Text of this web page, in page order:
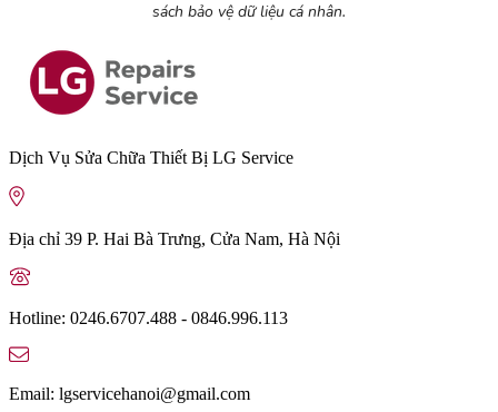
sách bảo vệ dữ liệu cá nhân.
Dịch Vụ Sửa Chữa Thiết Bị LG Service
Địa chỉ 39 P. Hai Bà Trưng, Cửa Nam, Hà Nội
Hotline: 0246.6707.488 - 0846.996.113
Email: lgservicehanoi@gmail.com